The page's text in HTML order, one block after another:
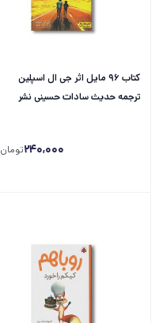
کتاب 96 مایل اثر جی ال اسپلین
ترجمه حدیث سادات حسینی نشر
240,000تومان